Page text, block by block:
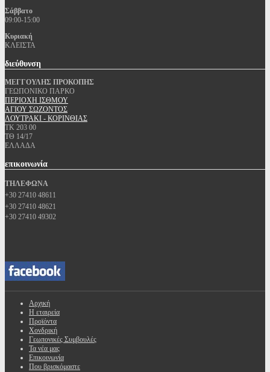
Σάββατο
09:00-15:00
Κυριακή
ΚΛΕΙΣΤΑ
διεύθυνση
ΜΕΓΓΟΥΛΗΣ ΠΡΟΚΟΠΗΣ
ΓΕΩΠΟΝΙΚΟ ΠΑΡΚΟ
ΠΕΡΙΟΧΗ ΙΣΘΜΟΥ
ΑΓΙΟΥ ΣΩΖΟΝΤΟΣ
ΛΟΥΤΡΑΚΙ - ΚΟΡΙΝΘΙΑΣ
ΤΚ 203 00
ΤΘ 14/17
ΕΛΛΑΔΑ
επικοινωνία
ΤΗΛΕΦΩΝΑ
+30 27410 48611
+30 27410 48621
+30 27410 49302
Αρχική
Η εταιρεία
Προϊόντα
Χονδρική
Γεωπονικές Συμβουλές
Τα νέα μας
Επικοινωνία
Που βρισκόμαστε